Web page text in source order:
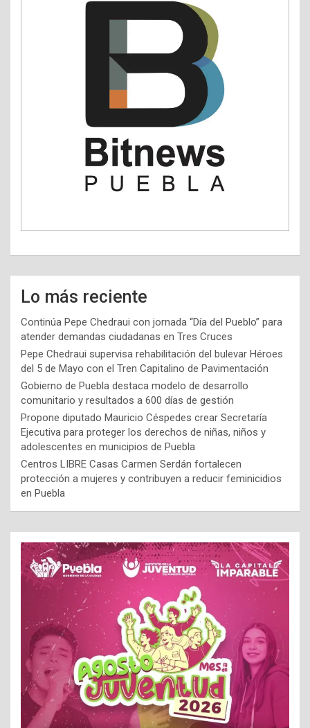
Lo más reciente
Continúa Pepe Chedraui con jornada “Día del Pueblo” para
atender demandas ciudadanas en Tres Cruces
Pepe Chedraui supervisa rehabilitación del bulevar Héroes
del 5 de Mayo con el Tren Capitalino de Pavimentación
Gobierno de Puebla destaca modelo de desarrollo
comunitario y resultados a 600 días de gestión
Propone diputado Mauricio Céspedes crear Secretaría
Ejecutiva para proteger los derechos de niñas, niños y
adolescentes en municipios de Puebla
Centros LIBRE Casas Carmen Serdán fortalecen
protección a mujeres y contribuyen a reducir feminicidios
en Puebla